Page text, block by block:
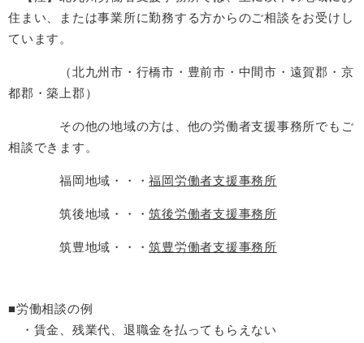
住まい、または事業所に勤務する方からのご相談をお受けし
ています。
（北九州市・行橋市・豊前市・中間市・遠賀郡・京
都郡・築上郡）
その他の地域の方は、他の労働者支援事務所でもご
相談できます。
福岡地域・・・福岡労働者支援事務所
筑後地域・・・筑後労働者支援事務所
筑豊地域・・・筑豊労働者支援事務所
■労働相談の例
・賃金、残業代、退職金を払ってもらえない